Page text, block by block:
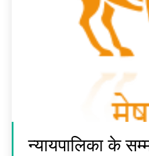
न्यायपालिका के